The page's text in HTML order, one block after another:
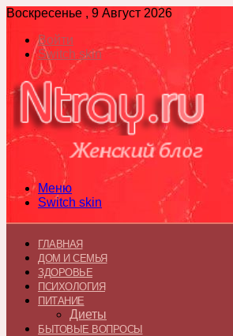
Воскресенье , 9 Август 2026
Войти
Switch skin
Меню
Switch skin
ГЛАВНАЯ
ДОМ И СЕМЬЯ
ЗДОРОВЬЕ
ПСИХОЛОГИЯ
ПИТАНИЕ
Диеты
БЫТОВЫЕ ВОПРОСЫ